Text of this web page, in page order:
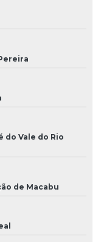
do Vale do Rio
de Macabu